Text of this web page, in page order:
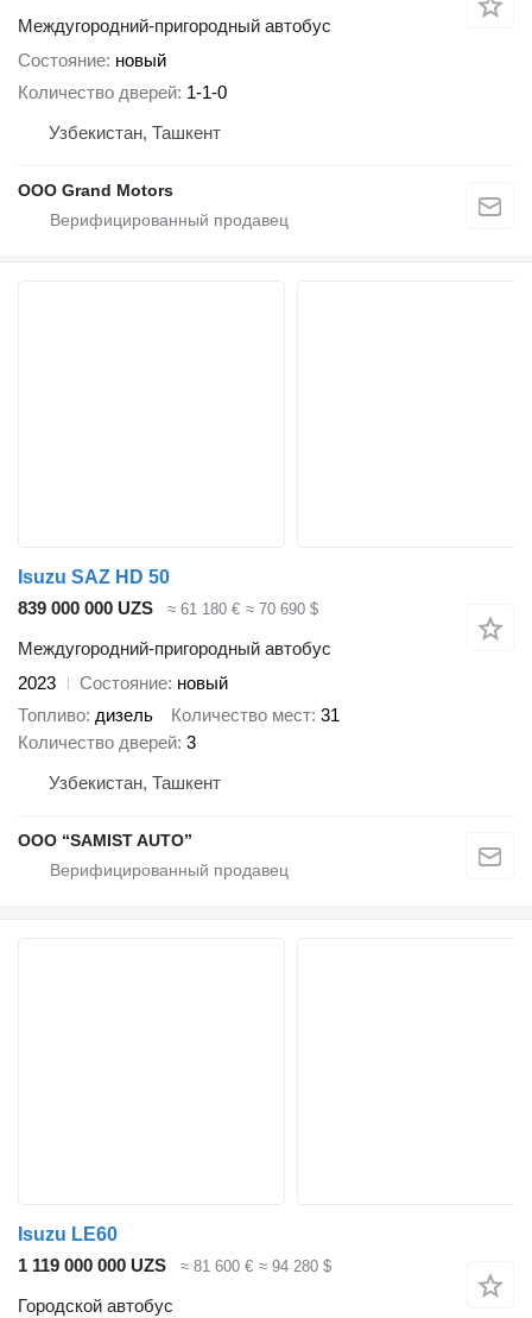
Междугородний-пригородный автобус
Состояние новый
Количество дверей 1-1-0
Узбекистан, Ташкент
OOO Grand Motors
Isuzu SAZ HD 50
839 000 000 UZS
≈ 61 180 € ≈ 70 690 $
Междугородний-пригородный автобус
2023
Состояние новый
Топливо дизель Количество мест 31
Количество дверей 3
Узбекистан, Ташкент
OOO “SAMIST AUTO”
Isuzu LE60
1 119 000 000 UZS
≈ 81 600 € ≈ 94 280 $
Городской автобус